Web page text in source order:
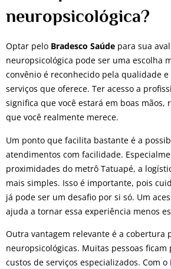
neuropsicológica?
Optar pelo Bradesco Saúde para sua
neuropsicológica pode ser uma escolha
convênio é reconhecido pela qualidade
serviços que oferece. Ter acesso a
significa que você estará em boas mãos,
que você realmente merece.
Um ponto que facilita bastante é a
atendimentos com facilidade.
proximidades do metrô Tatuapé, a
mais simples. Isso é importante, pois
já pode ser um desafio por si só. Um
ajuda a tornar essa experiência menos
Outra vantagem relevante é a cobertura
neuropsicológicas. Muitas pessoas ficam
custos de serviços especializados. Com o